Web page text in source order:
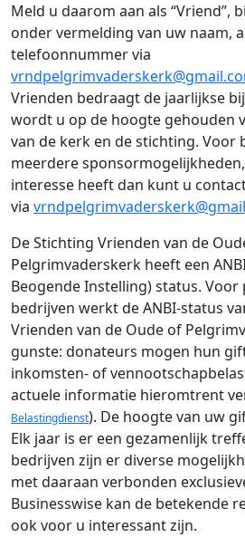
Meld u daarom aan als “Vriend”,
onder vermelding van uw naam,
telefoonnummer via
Vrienden bedraagt de jaarlijkse
wordt u op de hoogte gehouden
van de kerk en de stichting. Voor
meerdere
interesse heeft dan kunt u
via
De Stichting Vrienden van de
Pelgrimvaderskerk heeft een
Beogende Instelling) status.
bedrijven werkt de ANBI-status
Vrienden van de Oude of
gunste: donateurs mogen hun
inkomsten- of
actuele informatie hieromtrent
Belastingdienst). De hoogte van uw
Elk jaar is er een gezamenlijk
bedrijven zijn er diverse
met daaraan verbonden
Businesswise kan de betekende
ook voor u interessant zijn.